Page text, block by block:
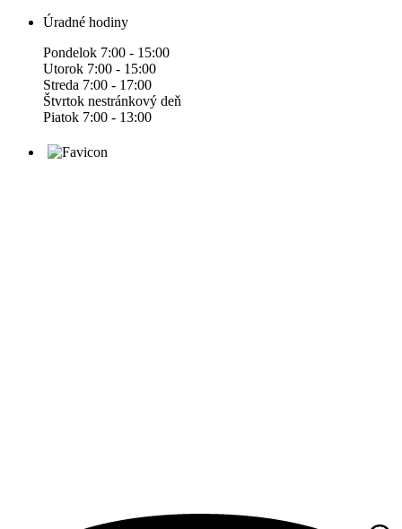
Úradné hodiny
Pondelok 7:00 - 15:00
Utorok 7:00 - 15:00
Streda 7:00 - 17:00
Štvrtok nestránkový deň
Piatok 7:00 - 13:00